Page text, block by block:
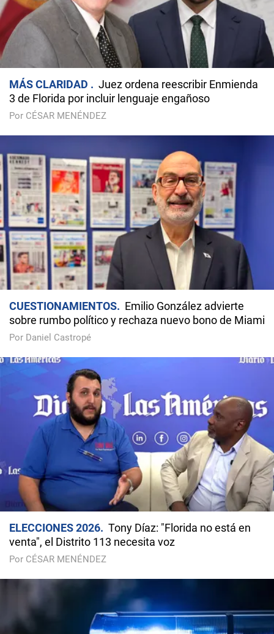
MÁS CLARIDAD
Juez ordena reescribir Enmienda
3 de Florida por incluir lenguaje engañoso
Por CÉSAR MENÉNDEZ
CUESTIONAMIENTOS
Emilio González advierte
sobre rumbo político y rechaza nuevo bono de Miami
Por Daniel Castropé
ELECCIONES 2026
Tony Díaz: "Florida no está en
venta", el Distrito 113 necesita voz
Por CÉSAR MENÉNDEZ